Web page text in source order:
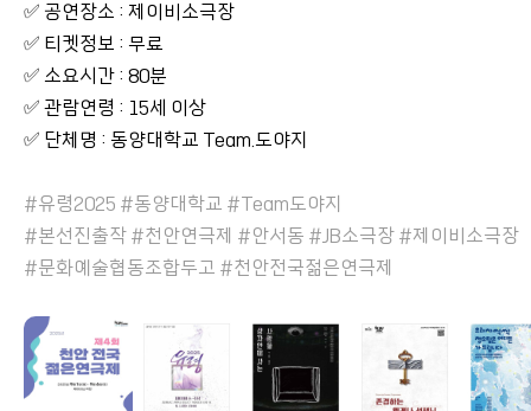
✅ 공연장소 : 제이비소극장
✅ 티켓정보 : 무료
✅ 소요시간 : 80분
✅ 관람연령 : 15세 이상
✅ 단체명 : 동양대학교 Team.도야지
#유령2025 #동양대학교 #Team도야지
#본선진출작 #천안연극제 #안서동 #JB소극장 #제이비소극장
#문화예술협동조합두고 #천안전국젊은연극제